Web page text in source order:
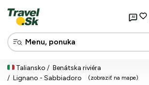
AI
Taliansko
Benátska riviéra
Lignano - Sabbiadoro
(zobraziť na mape)